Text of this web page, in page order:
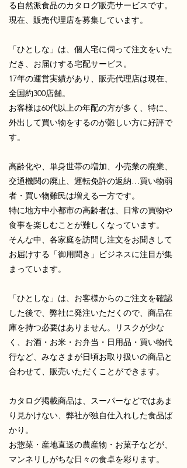
る自然派食品のカタログ販売サービスです。
現在、販売代理店を募集しています。
「ひとしな」は、個人宅に伺って注文をいた
だき、お届けする宅配サービス。
17年の運営実績があり、販売代理店は現在、
全国約300店舗。
お客様は60代以上の年配の方が多く、特に、
外出して買い物をするのが難しい方に好評で
す。
高齢化や、単身世帯の増加、小売業の廃業、
交通機関の廃止、運転免許の返納…買い物弱
者・買い物難民は増える一方です。
特に地方中小都市の高齢者は、日常の買物や
食事を楽しむことが難しくなっています。
そんな中、各家庭を訪問し注文をお聞きして
お届けする「御用聞き」ビジネスに注目が集
まっています。
「ひとしな」は、 お客様からのご注文を確認
した後で、弊社に発注いただくので、商品在
庫を持つ必要はありません。リスクが少な
く、お酒・お米・お弁当・日用品・買い物代
行など、 みなさまが日頃お取り扱いの商品と
合わせて、販売いただくことができます。
カタログ掲載商品は、スーパーなどではあま
り見かけない、弊社が独自仕入れした食品ば
かり。
お惣菜・産地直送の農産物・お菓子などが、
マンネリしがちな日々の食卓を彩ります。